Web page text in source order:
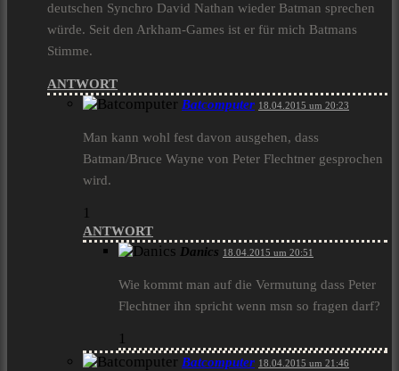
deutschen Synchro David Nathan wieder Batman sprechen
würde. Seit den Arkham-Games ist er für mich Batmans
Stimme.
ANTWORT
Batcomputer 18.04.2015 um 20:23
Man kann wohl fest davon ausgehen, dass
Batman/Bruce Wayne von Peter Flechtner gesprochen
wird.
1
ANTWORT
Danics 18.04.2015 um 20:51
Wie kommt man auf die Vermutung dass Peter
Flechtner ihn spricht wenn msn so fragen darf?
1
Batcomputer 18.04.2015 um 21:46